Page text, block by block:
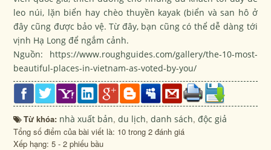
leo núi, lặn biển hay chèo thuyền kayak (biển và san hô ở
đây cũng được bảo vệ. Từ đây, bạn cũng có thể dễ dàng tới
vịnh Hạ Long để ngắm cảnh.
Nguồn: https://www.roughguides.com/gallery/the-10-most-
beautiful-places-in-vietnam-as-voted-by-you/
Từ khóa: nhà xuất bản,du lịch,danh sách,độc giả
Tổng số điểm của bài viết là: 10 trong 2 đánh giá
Xếp hạng:5 -2 phiếu bầu